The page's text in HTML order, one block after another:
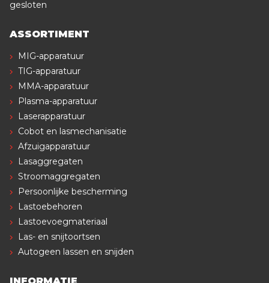
gesloten
ASSORTIMENT
MIG-apparatuur
TIG-apparatuur
MMA-apparatuur
Plasma-apparatuur
Laserapparatuur
Cobot en lasmechanisatie
Afzuigapparatuur
Lasaggregaten
Stroomaggregaten
Persoonlijke bescherming
Lastoebehoren
Lastoevoegmateriaal
Las- en snijtoortsen
Autogeen lassen en snijden